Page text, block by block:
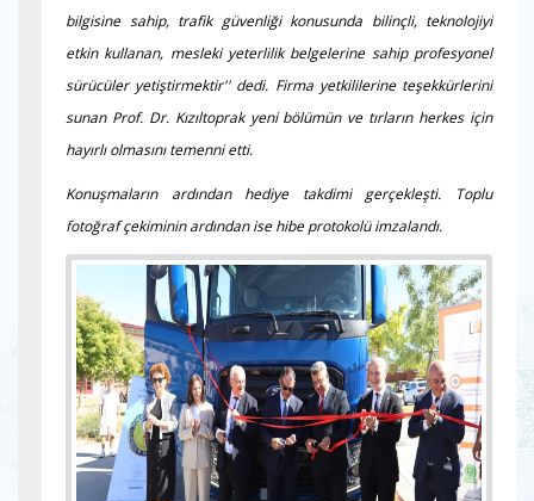
bilgisine sahip, trafik güvenliği konusunda bilinçli, teknolojiyi
etkin kullanan, mesleki yeterlilik belgelerine sahip profesyonel
sürücüler yetiştirmektir'' dedi. Firma yetkililerine teşekkürlerini
sunan Prof. Dr. Kızıltoprak yeni bölümün ve tırların herkes için
hayırlı olmasını temenni etti.
Konuşmaların ardından hediye takdimi gerçekleşti. Toplu
fotoğraf çekiminin ardından ise hibe protokolü imzalandı.